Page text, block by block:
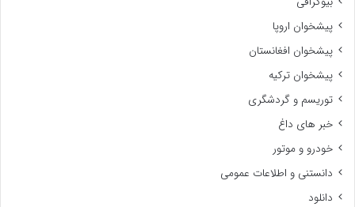
پیشخوان اروپا
پیشخوان افغانستان
پیشخوان ترکیه
توریسم و گردشگری
خبر های داغ
خودرو و موتور
دانستنی و اطلاعات عمومی
دانلود